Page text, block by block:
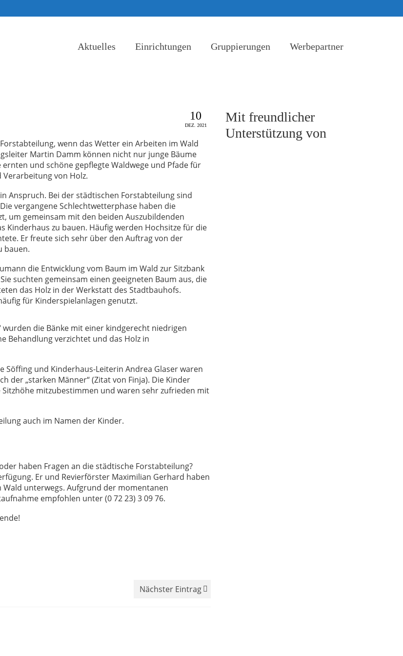
Aktuelles Einrichtungen Gruppierungen Werbepartner
10
DEZ. 2021
wenn das Wetter ein Arbeiten im Wald
Martin Damm können nicht nur junge Bäume
und schöne gepflegte Waldwege und Pfade für
Verarbeitung von Holz.
Anspruch. Bei der städtischen Forstabteilung sind
vergangene Schlechtwetterphase haben die
um gemeinsam mit den beiden Auszubildenden
Kinderhaus zu bauen. Häufig werden Hochsitze für die
Er freute sich sehr über den Auftrag von der
bauen.
die Entwicklung vom Baum im Wald zur Sitzbank
suchten gemeinsam einen geeigneten Baum aus, die
das Holz in der Werkstatt des Stadtbauhofs.
für Kinderspielanlagen genutzt.
die Bänke mit einer kindgerecht niedrigen
Behandlung verzichtet und das Holz in
Söffing und Kinderhaus-Leiterin Andrea Glaser waren
der „starken Männer“ (Zitat von Finja). Die Kinder
mitzubestimmen und waren sehr zufrieden mit
auch im Namen der Kinder.
haben Fragen an die städtische Forstabteilung?
Er und Revierförster Maximilian Gerhard haben
unterwegs. Aufgrund der momentanen
empfohlen unter (0 72 23) 3 09 76.
Nächster Eintrag
Mit freundlicher
Unterstützung von